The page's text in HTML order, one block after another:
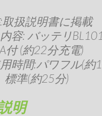
取扱説明書に掲載
容: バッテリ
付 (約22分充電)
時間:パワフル(約
標準(約25分)
明